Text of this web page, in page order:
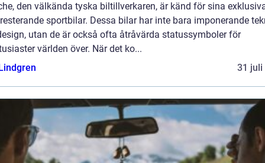
den välkända tyska biltillverkaren, är känd för sina
sportbilar. Dessa bilar har inte bara imponerande
utan de är också ofta åtråvärda statussymboler för
världen över. När det ko...
31 juli